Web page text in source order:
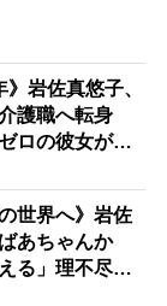
》岩佐真悠子、
護職へ転身
ロの彼女が見
られる」
世界へ》岩佐
あちゃんか
る」理不尽さ